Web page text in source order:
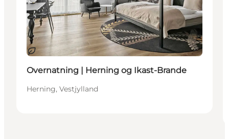
Bæredygtige oplevelser
Overnatning | Herning og Ikast-Brande
Herning, Vestjylland